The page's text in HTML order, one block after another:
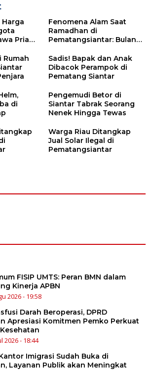
Harga
Pria
Fenomena Alam Saat
Ramadhan di
Pematangsiantar: Bulan
Melintas Bersamaan
Rumah
Sadis! Bapak dan Anak
Dibacok Perampok di
Pematang Siantar
di
Pengemudi Betor di
Siantar Tabrak Seorang
Nenek Hingga Tewas
Warga Riau Ditangkap
Jual Solar Ilegal di
Pematangsiantar
FISIP UMTS: Peran BMN dalam
Kinerja APBN
2026 - 19:58
Darah Beroperasi, DPRD
Apresiasi Komitmen Pemko Perkuat
2026 - 18:44
Imigrasi Sudah Buka di
Layanan Publik akan Meningkat